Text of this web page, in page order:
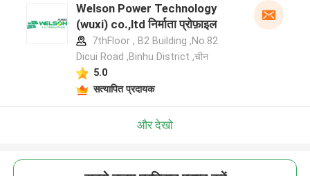
Welson Power Technology
(wuxi) co.,ltd निर्माता प्रोफ़ाइल
7thFloor , B2 Building ,No.82
Dicui Road ,Binhu District ,चीन
5.0
सत्यापित प्रदायक
और देखो